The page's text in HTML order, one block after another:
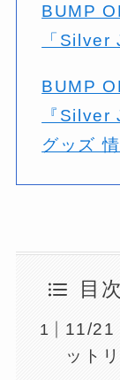
BUMP
「Silver
BUMP
『Silver
グッズ
目
11/21
ット